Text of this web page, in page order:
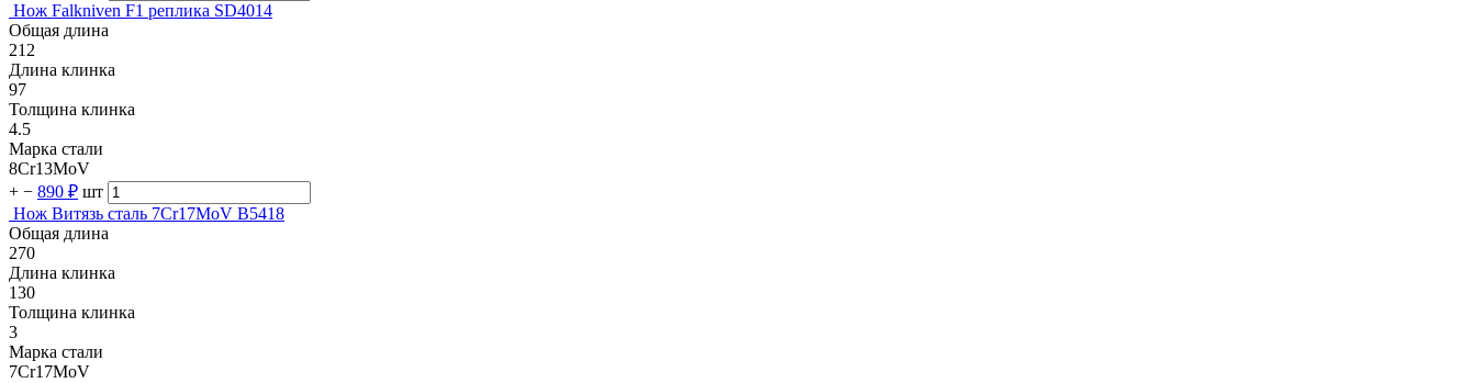
Нож Falkniven F1 реплика SD4014
Общая длина
212
Длина клинка
97
Толщина клинка
4.5
Марка стали
8Cr13MoV
+ − 890 ₽ шт
Нож Витязь сталь 7Cr17MoV B5418
Общая длина
270
Длина клинка
130
Толщина клинка
3
Марка стали
7Cr17MoV